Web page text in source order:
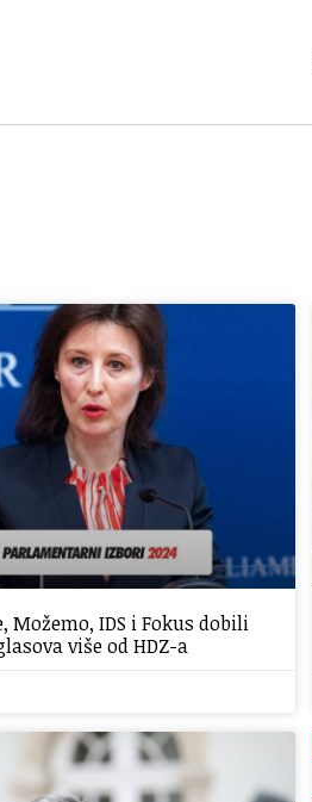
Možemo, IDS i Fokus dobili
više od HDZ-a